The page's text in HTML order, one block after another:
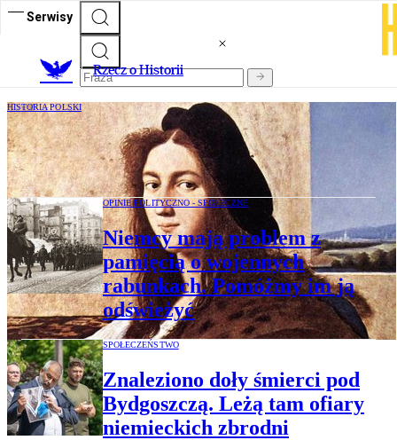
Serwisy
Rzecz o Historii
HISTORIA POLSKI
Gdzie jest „Portret młodzieńca” Rafaela
Santi?
OPINIE POLITYCZNO - SPOŁECZNE
Niemcy mają problem z
pamięcią o wojennych
rabunkach. Pomóżmy im ją
odświeżyć
SPOŁECZEŃSTWO
Znaleziono doły śmierci pod
Bydgoszczą. Leżą tam ofiary
niemieckich zbrodni